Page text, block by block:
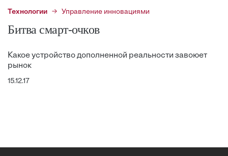
Технологии Управление инновациями
Битва смарт-очков
Какое устройство дополненной реальности завоюет
рынок
15.12.17